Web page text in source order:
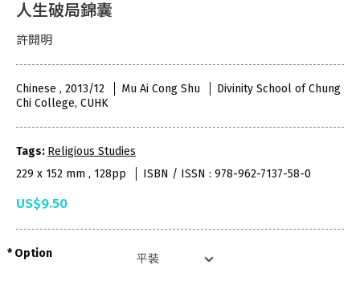
人生破局錦囊
許開明
Chinese , 2013/12 Mu Ai Cong Shu
Divinity School of Chung
Chi College, CUHK
Tags: Religious Studies
229 x 152 mm , 128pp
ISBN / ISSN : 978-962-7137-58-0
US$9.50
Option